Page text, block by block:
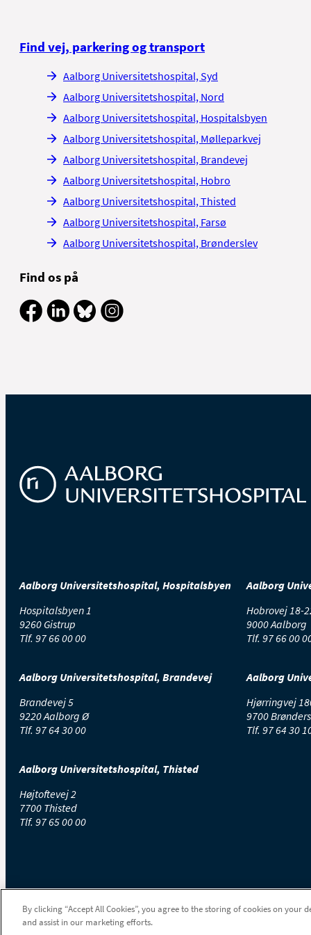
Find vej, parkering og transport
Aalborg Universitetshospital, Syd
Aalborg Universitetshospital, Nord
Aalborg Universitetshospital, Hospitalsbyen
Aalborg Universitetshospital, Mølleparkvej
Aalborg Universitetshospital, Brandevej
Aalborg Universitetshospital, Hobro
Aalborg Universitetshospital, Thisted
Aalborg Universitetshospital, Farsø
Aalborg Universitetshospital, Brønderslev
Find os på
Aalborg Universitetshospital, Hospitalsbyen
Hospitalsbyen 1
9260 Gistrup
Tlf. 97 66 00 00
Aalborg
Hobrovej 18-
9000 Aalborg
Tlf. 97 66 00
Aalborg Universitetshospital, Brandevej
Brandevej 5
9220 Aalborg Ø
Tlf. 97 64 30 00
Aalborg
Hjørringvej
9700
Tlf. 97 64 30
Aalborg Universitetshospital, Thisted
Højtoftevej 2
7700 Thisted
Tlf. 97 65 00 00
By clicking “Accept All Cookies”, you agree to the storing of cookies on your
and assist in our marketing efforts.